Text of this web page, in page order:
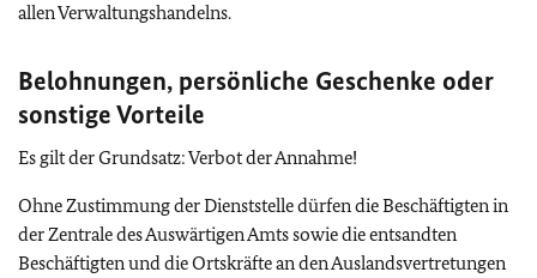
allen Verwaltungshandelns.
Belohnungen, persönliche Geschenke oder
sonstige Vorteile
Es gilt der Grundsatz: Verbot der Annahme!
Ohne Zustimmung der Dienststelle dürfen die Beschäftigten in
der Zentrale des Auswärtigen Amts sowie die entsandten
Beschäftigten und die Ortskräfte an den Auslandsvertretungen